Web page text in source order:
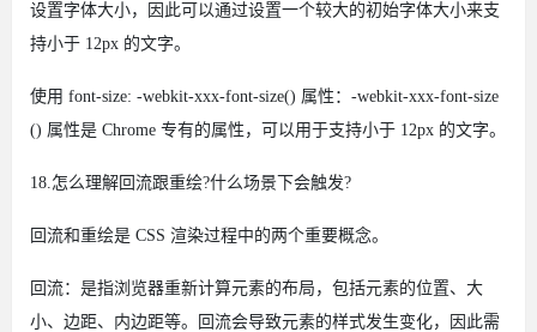
设置字体大小，因此可以通过设置一个较大的初始字体大小来支
持小于 12px 的文字。
使用 font-size: -webkit-xxx-font-size() 属性：-webkit-xxx-font-size
() 属性是 Chrome 专有的属性，可以用于支持小于 12px 的文字。
18.怎么理解回流跟重绘?什么场景下会触发?
回流和重绘是 CSS 渲染过程中的两个重要概念。
回流：是指浏览器重新计算元素的布局，包括元素的位置、大
小、边距、内边距等。回流会导致元素的样式发生变化，因此需